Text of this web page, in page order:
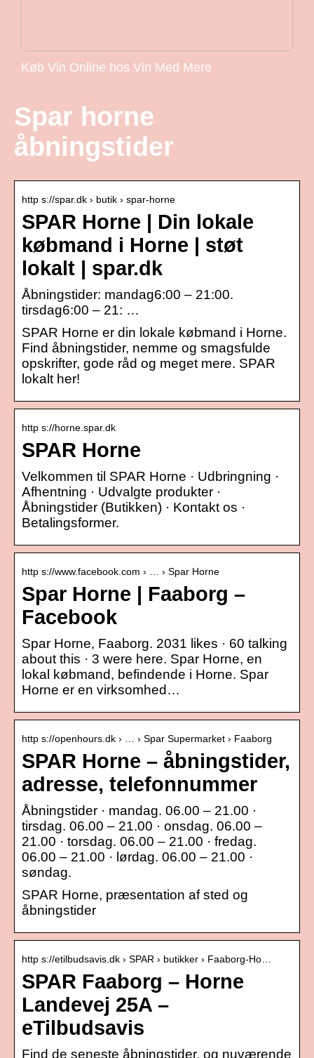
Køb Vin Online hos Vin Med Mere
Spar horne
åbningstider
http s://spar.dk › butik › spar-horne
SPAR Horne | Din lokale
købmand i Horne | støt
lokalt | spar.dk
Åbningstider: mandag6:00 – 21:00.
tirsdag6:00 – 21: …
SPAR Horne er din lokale købmand i Horne.
Find åbningstider, nemme og smagsfulde
opskrifter, gode råd og meget mere. SPAR
lokalt her!
http s://horne.spar.dk
SPAR Horne
Velkommen til SPAR Horne · Udbringning ·
Afhentning · Udvalgte produkter ·
Åbningstider (Butikken) · Kontakt os ·
Betalingsformer.
http s://www.facebook.com › … › Spar Horne
Spar Horne | Faaborg –
Facebook
Spar Horne, Faaborg. 2031 likes · 60 talking
about this · 3 were here. Spar Horne, en
lokal købmand, befindende i Horne. Spar
Horne er en virksomhed…
http s://openhours.dk › … › Spar Supermarket › Faaborg
SPAR Horne – åbningstider,
adresse, telefonnummer
Åbningstider · mandag. 06.00 – 21.00 ·
tirsdag. 06.00 – 21.00 · onsdag. 06.00 –
21.00 · torsdag. 06.00 – 21.00 · fredag.
06.00 – 21.00 · lørdag. 06.00 – 21.00 ·
søndag.
SPAR Horne, præsentation af sted og
åbningstider
http s://etilbudsavis.dk › SPAR › butikker › Faaborg-Ho…
SPAR Faaborg – Horne
Landevej 25A –
eTilbudsavis
Find de seneste åbningstider, og nuværende